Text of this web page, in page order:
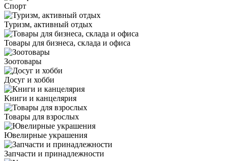
Спорт
Туризм, активный отдых
Товары для бизнеса, склада и офиса
Зоотовары
Досуг и хобби
Книги и канцелярия
Товары для взрослых
Ювелирные украшения
Запчасти и принадлежности